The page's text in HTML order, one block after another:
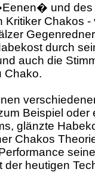
und
Kritiker Chakos
durch
auch die
Chako.
Beispiel
glänzte
Chakos
der heutigen